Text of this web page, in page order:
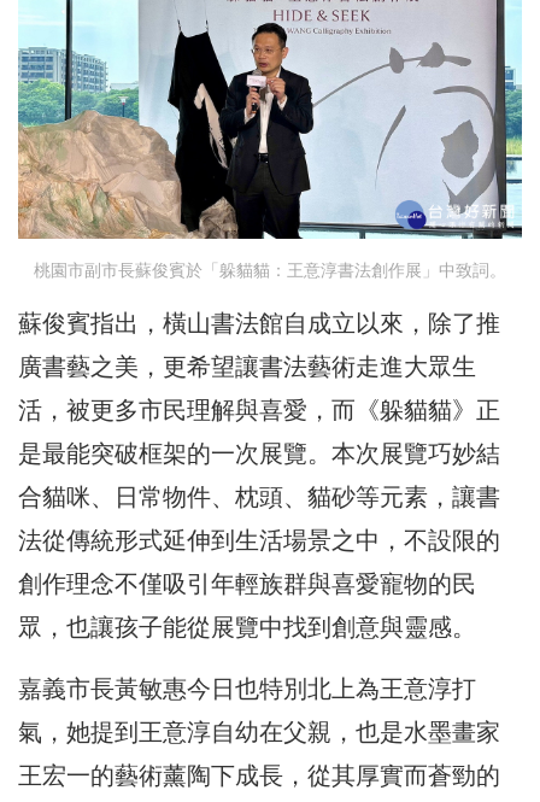
桃園市副市長蘇俊賓於「躲貓貓：王意淳書法創作展」中致詞。
蘇俊賓指出，橫山書法館自成立以來，除了推
廣書藝之美，更希望讓書法藝術走進大眾生
活，被更多市民理解與喜愛，而《躲貓貓》正
是最能突破框架的一次展覽。本次展覽巧妙結
合貓咪、日常物件、枕頭、貓砂等元素，讓書
法從傳統形式延伸到生活場景之中，不設限的
創作理念不僅吸引年輕族群與喜愛寵物的民
眾，也讓孩子能從展覽中找到創意與靈感。
嘉義市長黃敏惠今日也特別北上為王意淳打
氣，她提到王意淳自幼在父親，也是水墨畫家
王宏一的藝術薰陶下成長，從其厚實而蒼勁的